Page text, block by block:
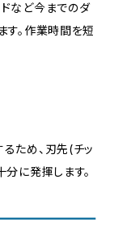
など今までのダ
す。作業時間を短
ため、刃先(チッ
に発揮します。